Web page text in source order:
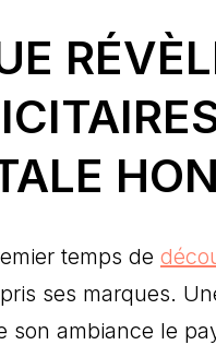
temps de
ses marques.
son ambiance le